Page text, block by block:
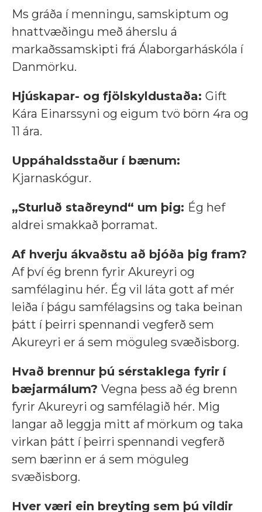
Ms gráða í menningu, samskiptum og
hnattvæðingu með áherslu á
markaðssamskipti frá Álaborgarháskóla í
Danmörku.
Hjúskapar- og fjölskyldustaða: Gift
Kára Einarssyni og eigum tvö börn 4ra og
11 ára.
Uppáhaldsstaður í bænum:
Kjarnaskógur.
„Sturluð staðreynd“ um þig: Ég hef
aldrei smakkað þorramat.
Af hverju ákvaðstu að bjóða þig fram?
Af því ég brenn fyrir Akureyri og
samfélaginu hér. Ég vil láta gott af mér
leiða í þágu samfélagsins og taka beinan
þátt í þeirri spennandi vegferð sem
Akureyri er á sem möguleg svæðisborg.
Hvað brennur þú sérstaklega fyrir í
bæjarmálum? Vegna þess að ég brenn
fyrir Akureyri og samfélagið hér. Mig
langar að leggja mitt af mörkum og taka
virkan þátt í þeirri spennandi vegferð
sem bærinn er á sem möguleg
svæðisborg.
Hver væri ein breyting sem þú vildir